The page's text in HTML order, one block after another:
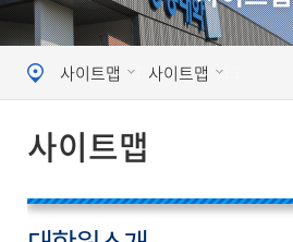
사이트맵 사이트맵
사이트맵